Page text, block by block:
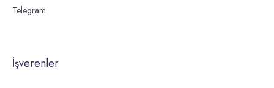
Telegram
İşverenler